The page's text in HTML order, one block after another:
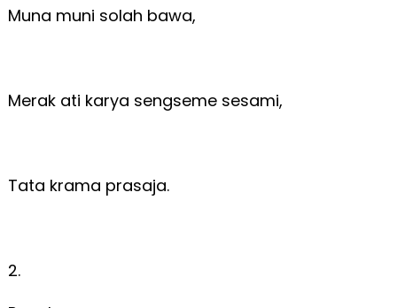
Muna muni solah bawa,
Merak ati karya sengseme sesami,
Tata krama prasaja.
2.